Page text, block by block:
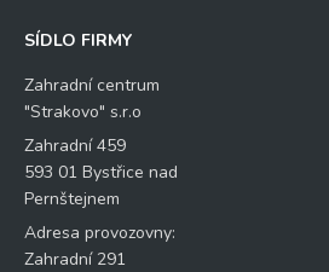
SÍDLO FIRMY
Zahradní centrum
"Strakovo" s.r.o
Zahradní 459
593 01 Bystřice nad
Pernštejnem
Adresa provozovny:
Zahradní 291